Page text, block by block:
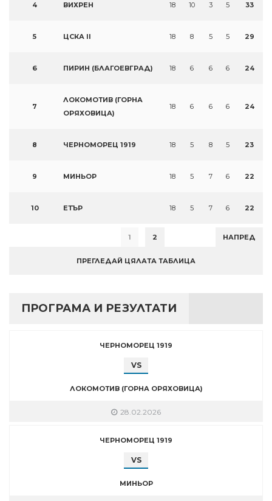
4 ВИХРЕН 18 10 3 5 33
5 ЦСКА II 18 8 5 5 29
6 ПИРИН (БЛАГОЕВГРАД) 18 6 6 6 24
7
ЛОКОМОТИВ (ГОРНА
ОРЯХОВИЦА)
18 6 6 6 24
8 ЧЕРНОМОРЕЦ 1919 18 5 8 5 23
9 МИНЬОР 18 5 7 6 22
10 ЕТЪР 18 5 7 6 22
1 2 НАПРЕД
ПРЕГЛЕДАЙ ЦЯЛАТА ТАБЛИЦА
ПРОГРАМА И РЕЗУЛТАТИ
ЧЕРНОМОРЕЦ 1919
VS
ЛОКОМОТИВ (ГОРНА ОРЯХОВИЦА)
28.02.2026
ЧЕРНОМОРЕЦ 1919
VS
МИНЬОР